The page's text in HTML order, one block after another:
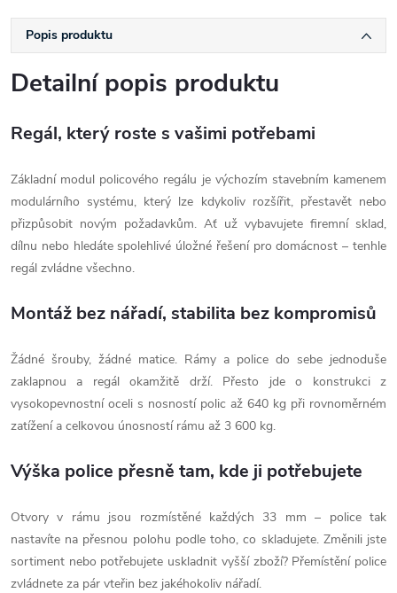
Popis produktu
Detailní popis produktu
Regál, který roste s vašimi potřebami
Základní modul policového regálu je výchozím stavebním kamenem
modulárního systému, který lze kdykoliv rozšířit, přestavět nebo
přizpůsobit novým požadavkům. Ať už vybavujete firemní sklad,
dílnu nebo hledáte spolehlivé úložné řešení pro domácnost – tenhle
regál zvládne všechno.
Montáž bez nářadí, stabilita bez kompromisů
Žádné šrouby, žádné matice. Rámy a police do sebe jednoduše
zaklapnou a regál okamžitě drží. Přesto jde o konstrukci z
vysokopevnostní oceli s nosností polic až 640 kg při rovnoměrném
zatížení a celkovou únosností rámu až 3 600 kg.
Výška police přesně tam, kde ji potřebujete
Otvory v rámu jsou rozmístěné každých 33 mm – police tak
nastavíte na přesnou polohu podle toho, co skladujete. Změnili jste
sortiment nebo potřebujete uskladnit vyšší zboží? Přemístění police
zvládnete za pár vteřin bez jakéhokoliv nářadí.